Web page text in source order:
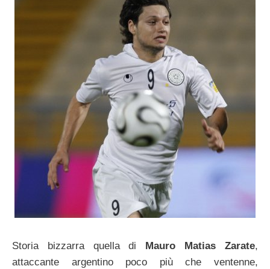
Storia bizzarra quella di Mauro Matias Zarate,
attaccante argentino poco più che ventenne,